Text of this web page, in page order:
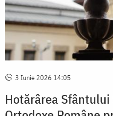
3 Iunie 2026 14:05
Hotărârea